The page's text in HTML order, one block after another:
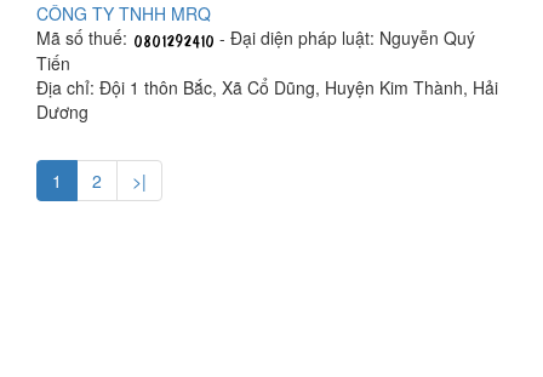
CÔNG TY TNHH MRQ
Mã số thuế:
- Đại diện pháp luật: Nguyễn Quý
Tiến
Địa chỉ: Đội 1 thôn Bắc, Xã Cổ Dũng, Huyện Kim Thành, Hải
Dương
1 2 >|